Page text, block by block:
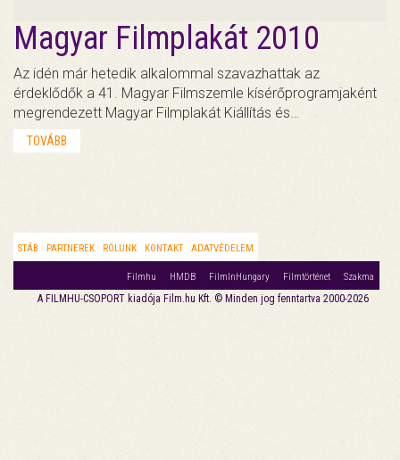
Magyar Filmplakát 2010
Az idén már hetedik alkalommal szavazhattak az
érdeklődők a 41. Magyar Filmszemle kísérőprogramjaként
megrendezett Magyar Filmplakát Kiállítás és…
TOVÁBB
STÁB PARTNEREK RÓLUNK KONTAKT ADATVÉDELEM
Filmhu HMDB FilmInHungary Filmtörténet Szakma
A FILMHU-CSOPORT kiadója Film.hu Kft. © Minden jog fenntartva 2000-2026